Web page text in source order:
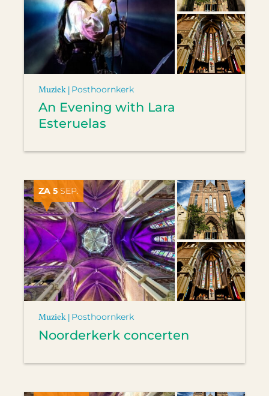
Muziek | Posthoornkerk
An Evening with Lara
Esteruelas
ZA 5 SEP.
Muziek | Posthoornkerk
Noorderkerk concerten